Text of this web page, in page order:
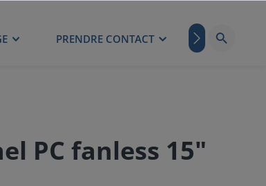
PRENDRE CONTACT BLOG
PC fanless 15"